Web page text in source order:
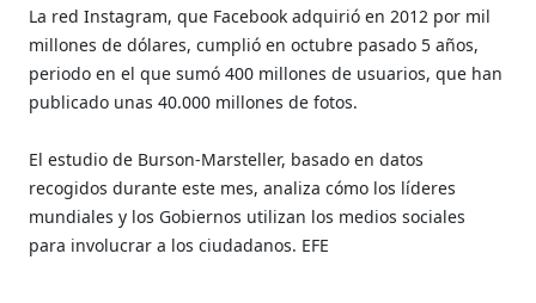
La red Instagram, que Facebook adquirió en 2012 por mil
millones de dólares, cumplió en octubre pasado 5 años,
periodo en el que sumó 400 millones de usuarios, que han
publicado unas 40.000 millones de fotos.
El estudio de Burson-Marsteller, basado en datos
recogidos durante este mes, analiza cómo los líderes
mundiales y los Gobiernos utilizan los medios sociales
para involucrar a los ciudadanos. EFE